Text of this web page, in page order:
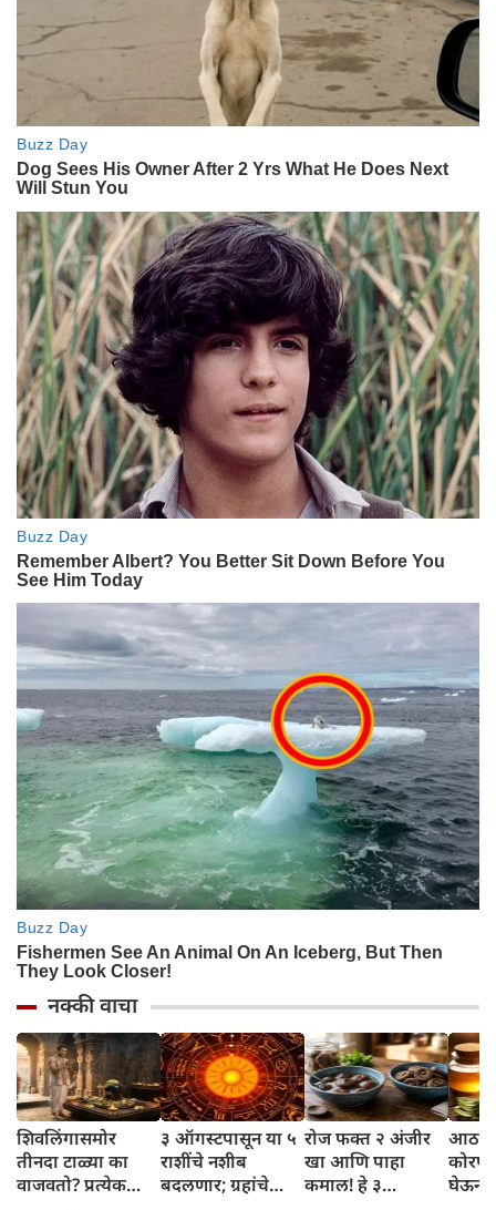
नक्की वाचा
शिवलिंगासमोर
तीनदा टाळ्या का
वाजवतो? प्रत्येक
३ ऑगस्टपासून या ५
राशींचे नशीब
बदलणार; ग्रहांचे
रोज फक्त २ अंजीर
खा आणि पाहा
कमाल! हे ३
घेऊन